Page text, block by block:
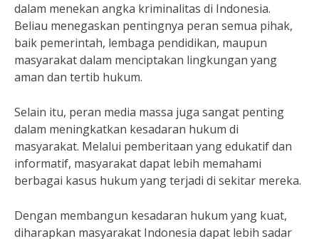
dalam menekan angka kriminalitas di Indonesia.
Beliau menegaskan pentingnya peran semua pihak,
baik pemerintah, lembaga pendidikan, maupun
masyarakat dalam menciptakan lingkungan yang
aman dan tertib hukum.
Selain itu, peran media massa juga sangat penting
dalam meningkatkan kesadaran hukum di
masyarakat. Melalui pemberitaan yang edukatif dan
informatif, masyarakat dapat lebih memahami
berbagai kasus hukum yang terjadi di sekitar mereka.
Dengan membangun kesadaran hukum yang kuat,
diharapkan masyarakat Indonesia dapat lebih sadar